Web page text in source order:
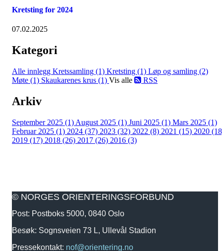
Kretsting for 2024
07.02.2025
Kategori
Alle innlegg Kretssamling (1) Kretsting (1) Løp og samling (2)
Møte (1) Skaukarenes krus (1) Vis alle RSS
Arkiv
September 2025 (1) August 2025 (1) Juni 2025 (1) Mars 2025 (1)
Februar 2025 (1) 2024 (37) 2023 (32) 2022 (8) 2021 (15) 2020
2019 (17) 2018 (26) 2017 (26) 2016 (3)
© NORGES ORIENTERINGSFORBUND
Post: Postboks 5000, 0840 Oslo
Besøk: Sognsveien 73 L, Ullevål Stadion
Pressekontakt: nof@orientering.no